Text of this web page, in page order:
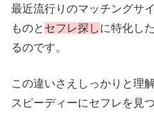
最近流行りのマッチングサイ
ものと セフレ探しに特化し
るのです。
この違いさえしっかりと理
スピーディーにセフレを見